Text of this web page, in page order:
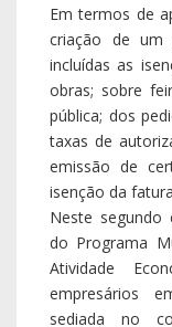
Em termos de
criação de um
incluídas as
obras; sobre
pública; dos
taxas de
emissão de
isenção da
Neste segundo
do Programa
Atividade
empresários
sediada no